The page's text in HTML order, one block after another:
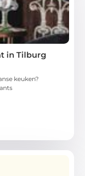
in Tilburg
keuken?